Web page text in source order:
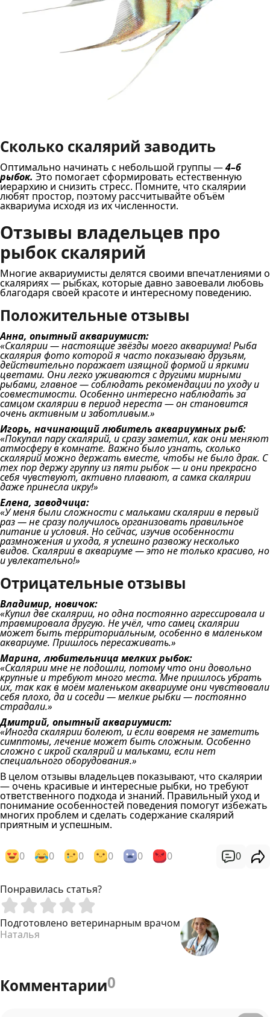
Сколько скалярий заводить
Оптимально начинать с небольшой группы —4–6
рыбок. Это помогает сформировать естественную
иерархию и снизить стресс. Помните, что скалярии
любят простор, поэтому рассчитывайте объём
аквариума исходя из их численности.
Отзывы владельцев про
рыбок скалярий
Многие аквариумисты делятся своими впечатлениями о
скаляриях — рыбках, которые давно завоевали любовь
благодаря своей красоте и интересному поведению.
Положительные отзывы
Анна, опытный аквариумист:
«Скалярии — настоящие звёзды моего аквариума! Рыба
скалярия фото которой я часто показываю друзьям,
действительно поражает изящной формой и яркими
цветами. Они легко уживаются с другими мирными
рыбами, главное — соблюдать рекомендации по уходу и
совместимости. Особенно интересно наблюдать за
самцом скалярии в период нереста — он становится
очень активным и заботливым.»
Игорь, начинающий любитель аквариумных рыб:
«Покупал пару скалярий, и сразу заметил, как они меняют
атмосферу в комнате. Важно было узнать, сколько
скалярий можно держать вместе, чтобы не было драк. С
тех пор держу группу из пяти рыбок — и они прекрасно
себя чувствуют, активно плавают, а самка скалярии
даже принесла икру!»
Елена, заводчица:
«У меня были сложности с мальками скалярии в первый
раз — не сразу получилось организовать правильное
питание и условия. Но сейчас, изучив особенности
размножения и ухода, я успешно развожу несколько
видов. Скалярии в аквариуме — это не только красиво, но
и увлекательно!»
Отрицательные отзывы
Владимир, новичок:
«Купил две скалярии, но одна постоянно агрессировала и
травмировала другую. Не учёл, что самец скалярии
может быть территориальным, особенно в маленьком
аквариуме. Пришлось пересаживать.»
Марина, любительница мелких рыбок:
«Скалярии мне не подошли, потому что они довольно
крупные и требуют много места. Мне пришлось убрать
их, так как в моём маленьком аквариуме они чувствовали
себя плохо, да и соседи — мелкие рыбки — постоянно
страдали.»
Дмитрий, опытный аквариумист:
«Иногда скалярии болеют, и если вовремя не заметить
симптомы, лечение может быть сложным. Особенно
сложно с икрой скалярий и мальками, если нет
специального оборудования.»
В целом отзывы владельцев показывают, что скалярии
— очень красивые и интересные рыбки, но требуют
ответственного подхода и знаний. Правильный уход и
понимание особенностей поведения помогут избежать
многих проблем и сделать содержание скалярий
приятным и успешным.
0 0 0 0 0 0 0
Понравилась статья?
Подготовлено ветеринарным врачом
Наталья
Комментарии0